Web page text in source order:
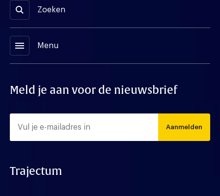
Zoeken
menu Menu
Meld je aan voor de nieuwsbrief
Aanmelden
Trajectum